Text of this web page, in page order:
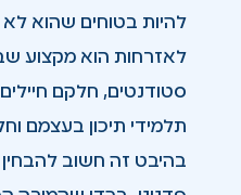
להיות בטוחים שהוא לא
לאזרחות הוא מקצוע
סטודנטים, חלקם
תלמידי תיכון בעצמם
בהיבט זה חשוב להבחין